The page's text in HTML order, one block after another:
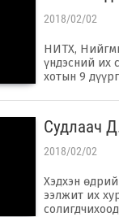
2018/02/02
НИТХ,
үндэсний их
хотын 9
Судлаач
2018/02/02
Хэдхэн
ээлжит их